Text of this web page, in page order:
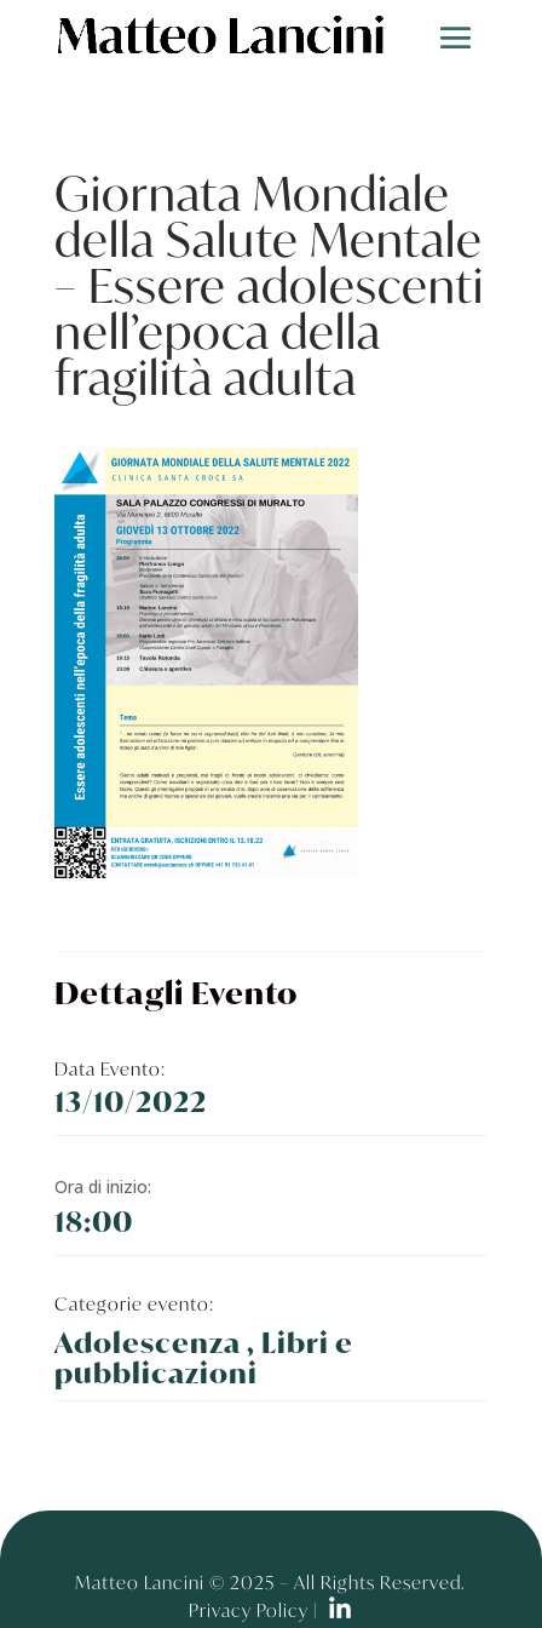
Giornata Mondiale
della Salute Mentale
– Essere adolescenti
nell’epoca della
fragilità adulta
Dettagli Evento
Data Evento:
13/10/2022
Ora di inizio:
18:00
Categorie evento:
Adolescenza , Libri e
pubblicazioni
Matteo Lancini © 2025 – All Rights Reserved.
Privacy Policy |